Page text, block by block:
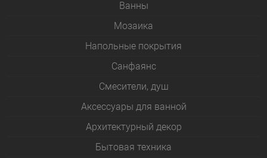
Bанны
Мозаика
Напольные покрытия
Санфаянс
Смесители, душ
Аксессуары для ванной
Архитектурный декор
Бытовая техника